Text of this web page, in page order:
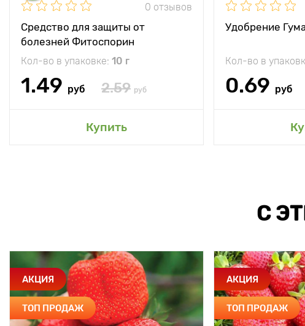
0 отзывов
Средство для защиты от
болезней Фитоспорин
Кол-во в упаковке: 10 г
1.49 руб 2.59 руб
Купить
Удобрение
Кол-во в
0.69 руб
С
АКЦИЯ
ТОП ПРОДАЖ
АКЦИЯ
ТОП ПРОДАЖ